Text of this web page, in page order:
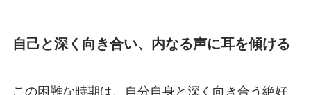
自己と深く向き合い、内なる声に耳を傾ける
この困難な時期は、自分自身と深く向き合う絶好